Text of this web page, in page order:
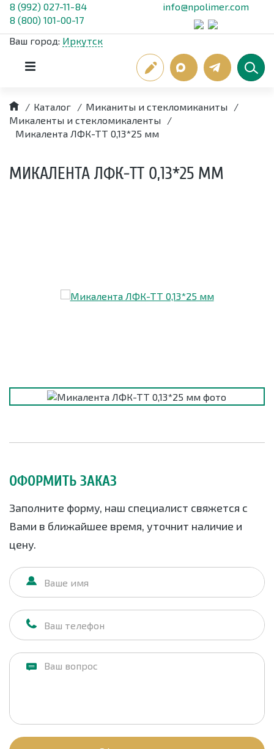
8 (992) 027-11-84
8 (800) 101-00-17
info@npolimer.com
Ваш город: Иркутск
/ Каталог / Миканиты и стекломиканиты
/
Микаленты и стекломикаленты
/
Микалента ЛФК-ТТ 0,13*25 мм
МИКАЛЕНТА ЛФК-ТТ 0,13*25 ММ
ОФОРМИТЬ ЗАКАЗ
Заполните форму, наш специалист свяжется с
Вами в ближайшее время, уточнит наличие и
цену.